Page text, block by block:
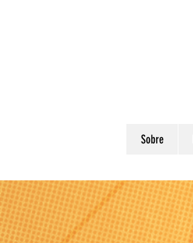
Sobre